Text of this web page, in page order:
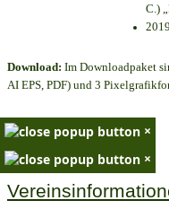
C.)
Download: Im Downloadpaket
AI EPS, PDF) und 3
×
×